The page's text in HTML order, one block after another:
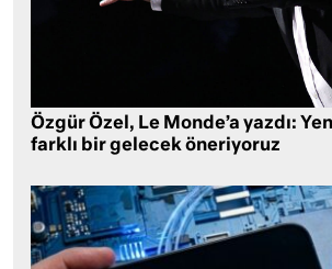
Özgür Özel, Le Monde’a yazdı:
farklı bir gelecek öneriyoruz